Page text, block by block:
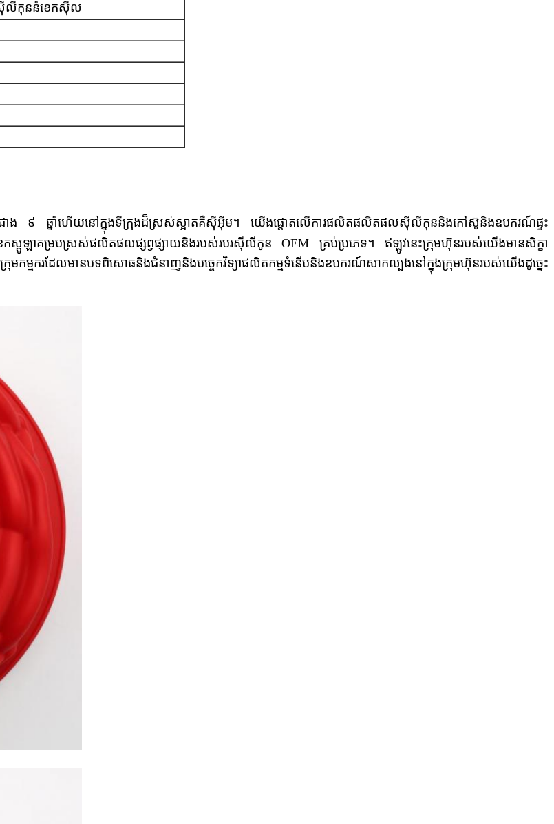
បស៊ីលីកុននំខេកស៊ីល
ជាង ៩ ឆ្នាំហើយនៅក្នុងទីក្រុងដ៏ស្រស់ស្អាតគឺស៊ីអ៊ីម។ យើងផ្តោតលើការផលិតផលិតផលស៊ីលីកុននិងកៅស៊ូនិងឧបករណ៍ផ្ទះ
ឡាគម្របស្រស់ផលិតផលផ្សព្វផ្សាយនិងរបស់របរស៊ីលីកូន OEM គ្រប់ប្រភេទ។ ឥឡូវនេះក្រុមហ៊ុនរបស់យើងមានសិក្ខា
ម្មករដែលមានបទពិសោធនិងជំនាញនិងបច្ចេកវិទ្យាផលិតកម្មទំនើបនិងឧបករណ៍សាកល្បងនៅក្នុងក្រុមហ៊ុនរបស់យើងដូច្នេះ